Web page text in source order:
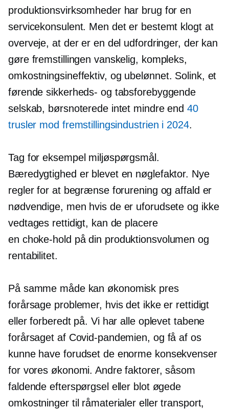
produktionsvirksomheder har brug for en
servicekonsulent. Men det er bestemt klogt at
overveje, at der er en del udfordringer, der kan
gøre fremstillingen vanskelig, kompleks,
omkostningsineffektiv, og ubelønnet. Solink, et
førende sikkerheds- og tabsforebyggende
selskab, børsnoterede intet mindre end40
trusler mod fremstillingsindustrien i 2024.
Tag for eksempel miljøspørgsmål.
Bæredygtighed er blevet en nøglefaktor. Nye
regler for at begrænse forurening og affald er
nødvendige, men hvis de er uforudsete og ikke
vedtages rettidigt, kan de placere
en choke-hold på din produktionsvolumen og
rentabilitet.
På samme måde kan økonomisk pres
forårsage problemer, hvis det ikke er rettidigt
eller forberedt på. Vi har alle oplevet tabene
forårsaget af Covid-pandemien, og få af os
kunne have forudset de enorme konsekvenser
for vores økonomi. Andre faktorer, såsom
faldende efterspørgsel eller blot øgede
omkostninger til råmaterialer eller transport,